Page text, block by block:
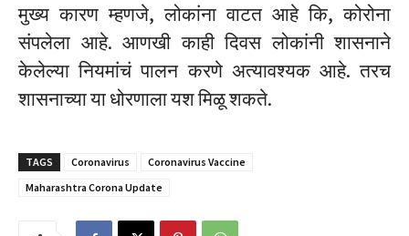
मुख्य कारण म्हणजे, लोकांना वाटत आहे कि, कोरोना
संपलेला आहे. आणखी काही दिवस लोकांनी शासनाने
केलेल्या नियमांचं पालन करणे अत्यावश्यक आहे. तरच
शासनाच्या या धोरणाला यश मिळू शकते.
TAGS Coronavirus
Coronavirus Vaccine
Maharashtra Corona Update